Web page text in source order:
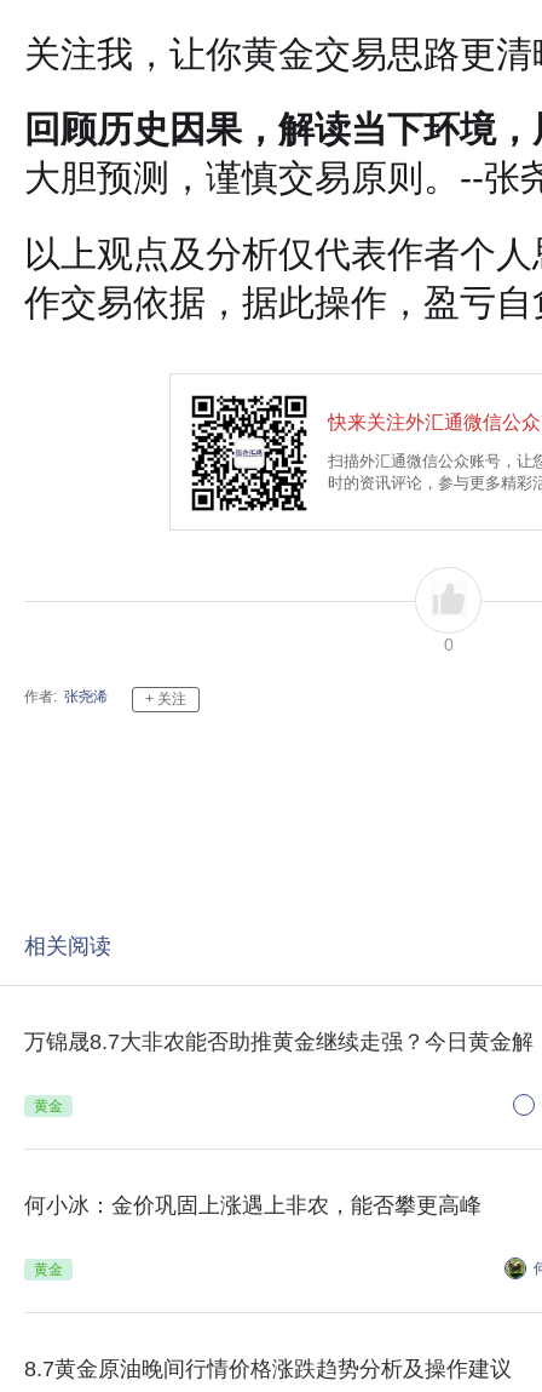
关注我，让你黄金交易思路更清
回顾历史因果，解读当下环境
大胆预测，谨慎交易原则。--张
以上观点及分析仅代表作者个
作交易依据，据此操作，盈亏自
快来关注外汇通微信公
扫描外汇通微信公众账号，让
时的资讯评论，参与更多精彩
0
作者: 张尧浠
相关阅读
万锦晟8.7大非农能否助推黄金继续走强？今日黄金解
黄金
何小冰：金价巩固上涨遇上非农，能否攀更高峰
黄金
8.7黄金原油晚间行情价格涨跌趋势分析及操作建议